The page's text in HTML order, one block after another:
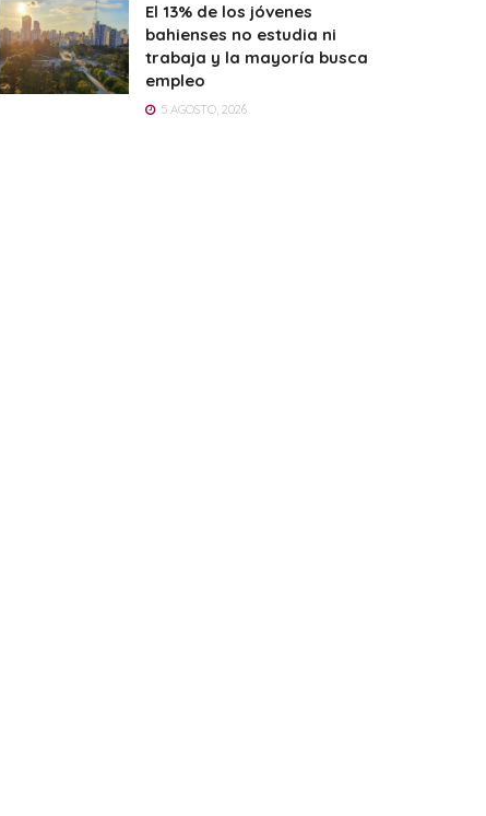
El 13% de los jóvenes
bahienses no estudia ni
trabaja y la mayoría busca
empleo
5 AGOSTO, 2026